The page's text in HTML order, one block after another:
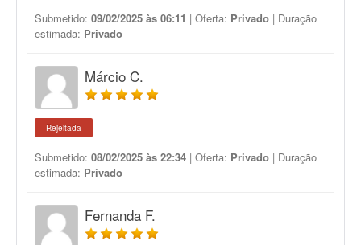
Submetido: 09/02/2025 às 06:11 | Oferta: Privado | Duração
estimada: Privado
Márcio C.
Rejeitada
Submetido: 08/02/2025 às 22:34 | Oferta: Privado | Duração
estimada: Privado
Fernanda F.